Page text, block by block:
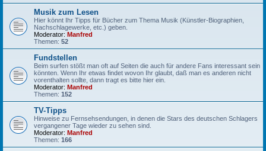
Musik zum Lesen
Hier könnt Ihr Tipps für Bücher zum Thema Musik (Künstler-Biographien,
Nachschlagewerke, etc.) geben.
Moderator: Manfred
Themen: 52
Fundstellen
Beim surfen stößt man oft auf Seiten die auch für andere Fans interessant sein
könnten. Wenn Ihr etwas findet wovon Ihr glaubt, daß man es anderen nicht
vorenthalten sollte, dann tragt es bitte hier ein.
Moderator: Manfred
Themen: 152
TV-Tipps
Hinweise zu Fernsehsendungen, in denen die Stars des deutschen Schlagers
vergangener Tage wieder zu sehen sind.
Moderator: Manfred
Themen: 166